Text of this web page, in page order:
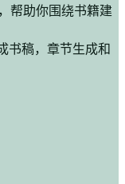
帮助你围绕书籍建
书稿，章节生成和